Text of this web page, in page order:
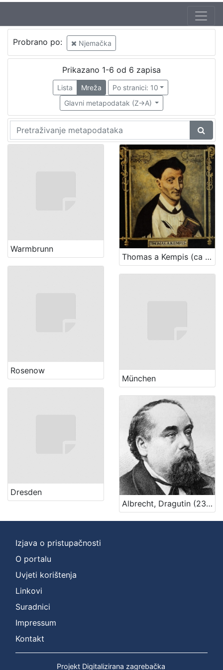
Probrano po: Njemačka
Prikazano 1-6 od 6 zapisa
Lista Mreža
Po stranici: 10
Glavni metapodatak (Z->A)
Warmbrunn
Thomas a Kempis (ca 1380. – 25. 7. 1471.)
Rosenow
München
Dresden
Albrecht, Dragutin (23. 7. 1824. – 26. 2. 1887.)
Izjava o pristupačnosti
O portalu
Uvjeti korištenja
Linkovi
Suradnici
Impressum
Kontakt
Projekt Digitalizirana zagrebačka